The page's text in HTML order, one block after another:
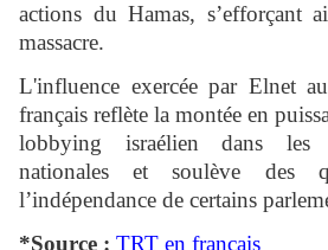
actions du Hamas, s’efforçant
massacre.
L'influence exercée par Elnet
français reflète la montée en
lobbying israélien dans les
nationales et soulève des
l’indépendance de certains
*Source : TRT en français